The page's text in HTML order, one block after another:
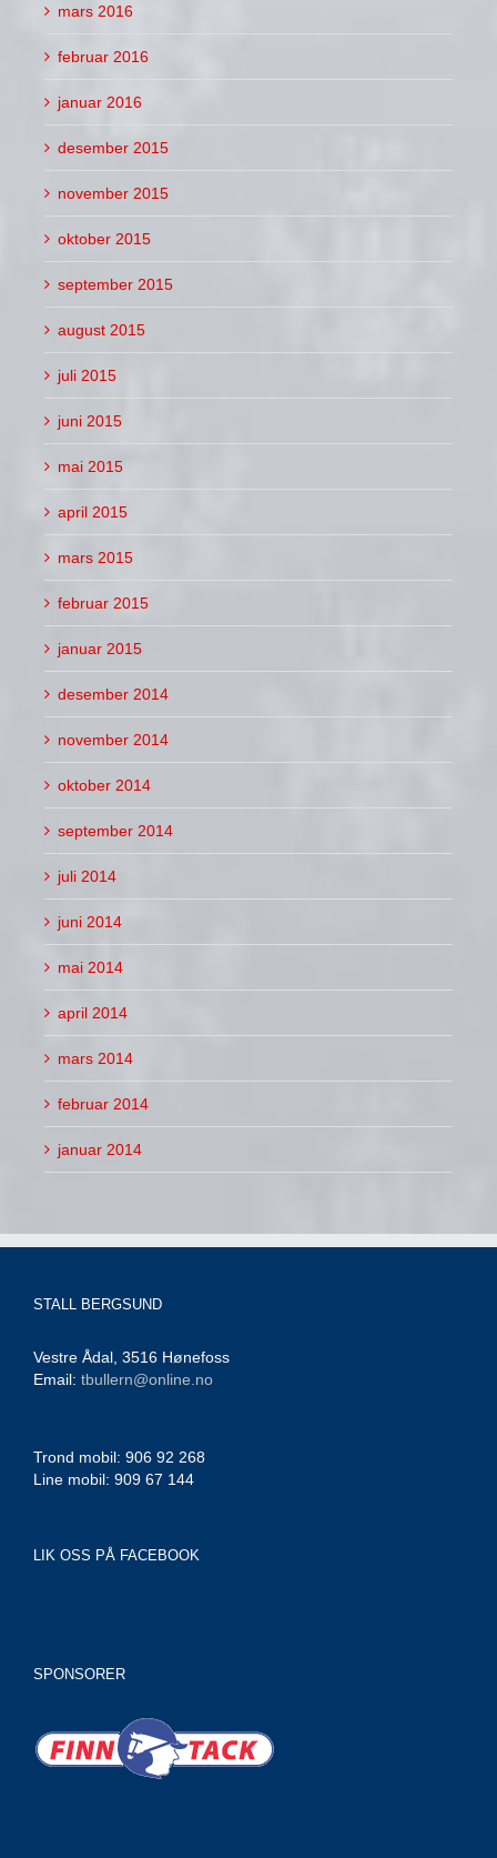
mars 2016
februar 2016
januar 2016
desember 2015
november 2015
oktober 2015
september 2015
august 2015
juli 2015
juni 2015
mai 2015
april 2015
mars 2015
februar 2015
januar 2015
desember 2014
november 2014
oktober 2014
september 2014
juli 2014
juni 2014
mai 2014
april 2014
mars 2014
februar 2014
januar 2014
STALL BERGSUND
Vestre Ådal, 3516 Hønefoss
Email: tbullern@online.no
Trond mobil: 906 92 268
Line mobil: 909 67 144
LIK OSS PÅ FACEBOOK
SPONSORER